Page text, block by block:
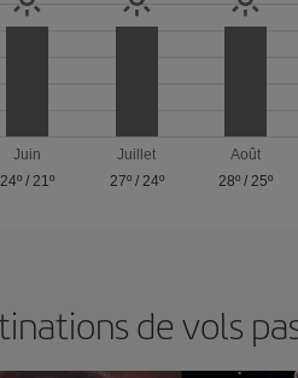
Juin
24º / 21º
Juillet
27º/ 24º
Août
28º / 25º
de vols